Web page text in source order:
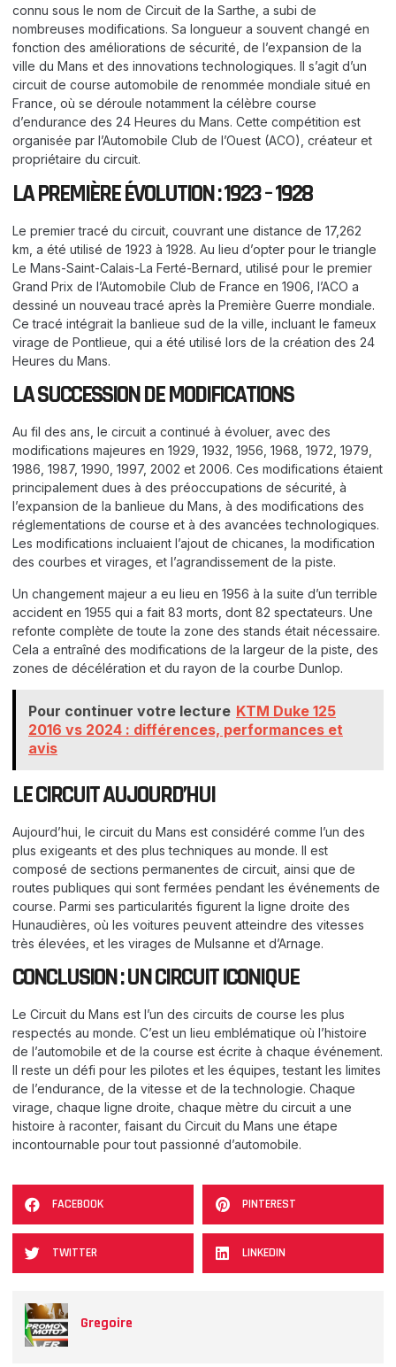
connu sous le nom de Circuit de la Sarthe, a subi de
nombreuses modifications. Sa longueur a souvent changé en
fonction des améliorations de sécurité, de l’expansion de la
ville du Mans et des innovations technologiques. Il s’agit d’un
circuit de course automobile de renommée mondiale situé en
France, où se déroule notamment la célèbre course
d’endurance des 24 Heures du Mans. Cette compétition est
organisée par l’Automobile Club de l’Ouest (ACO), créateur et
propriétaire du circuit.
LA PREMIÈRE ÉVOLUTION : 1923 – 1928
Le premier tracé du circuit, couvrant une distance de 17,262
km, a été utilisé de 1923 à 1928. Au lieu d’opter pour le triangle
Le Mans-Saint-Calais-La Ferté-Bernard, utilisé pour le premier
Grand Prix de l’Automobile Club de France en 1906, l’ACO a
dessiné un nouveau tracé après la Première Guerre mondiale.
Ce tracé intégrait la banlieue sud de la ville, incluant le fameux
virage de Pontlieue, qui a été utilisé lors de la création des 24
Heures du Mans.
LA SUCCESSION DE MODIFICATIONS
Au fil des ans, le circuit a continué à évoluer, avec des
modifications majeures en 1929, 1932, 1956, 1968, 1972, 1979,
1986, 1987, 1990, 1997, 2002 et 2006. Ces modifications étaient
principalement dues à des préoccupations de sécurité, à
l’expansion de la banlieue du Mans, à des modifications des
réglementations de course et à des avancées technologiques.
Les modifications incluaient l’ajout de chicanes, la modification
des courbes et virages, et l’agrandissement de la piste.
Un changement majeur a eu lieu en 1956 à la suite d’un terrible
accident en 1955 qui a fait 83 morts, dont 82 spectateurs. Une
refonte complète de toute la zone des stands était nécessaire.
Cela a entraîné des modifications de la largeur de la piste, des
zones de décélération et du rayon de la courbe Dunlop.
Pour continuer votre lecture KTM Duke 125
2016 vs 2024 : différences, performances et
avis
LE CIRCUIT AUJOURD’HUI
Aujourd’hui, le circuit du Mans est considéré comme l’un des
plus exigeants et des plus techniques au monde. Il est
composé de sections permanentes de circuit, ainsi que de
routes publiques qui sont fermées pendant les événements de
course. Parmi ses particularités figurent la ligne droite des
Hunaudières, où les voitures peuvent atteindre des vitesses
très élevées, et les virages de Mulsanne et d’Arnage.
CONCLUSION : UN CIRCUIT ICONIQUE
Le Circuit du Mans est l’un des circuits de course les plus
respectés au monde. C’est un lieu emblématique où l’histoire
de l’automobile et de la course est écrite à chaque événement.
Il reste un défi pour les pilotes et les équipes, testant les limites
de l’endurance, de la vitesse et de la technologie. Chaque
virage, chaque ligne droite, chaque mètre du circuit a une
histoire à raconter, faisant du Circuit du Mans une étape
incontournable pour tout passionné d’automobile.
FACEBOOK PINTEREST
TWITTER LINKEDIN
Gregoire